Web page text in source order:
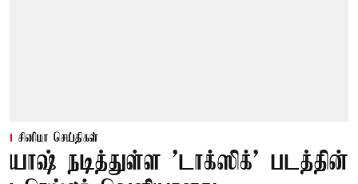
சினிமா செய்திகள்
யாஷ் நடித்துள்ள 'டாக்‌ஸிக்' படத்தின்